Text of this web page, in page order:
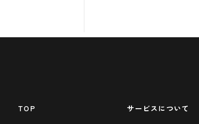
TOP サービスについて